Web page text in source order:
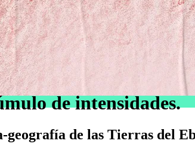
de intensidades.
de las Tierras del